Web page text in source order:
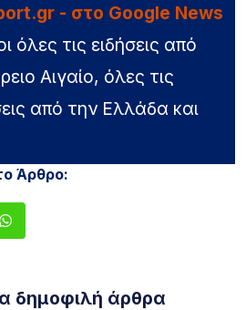
- στο Google News
όλες τις ειδήσεις από
Αιγαίο, όλες τις
από την Ελλάδα και
Άρθρο:
δημοφιλή άρθρα